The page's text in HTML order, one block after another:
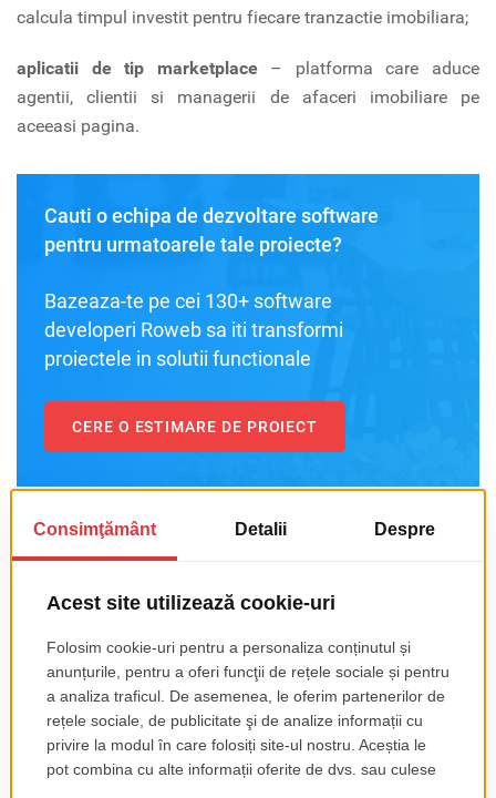
calcula timpul investit pentru fiecare tranzactie imobiliara;
aplicatii de tip marketplace– platforma care aduce
agentii, clientii si managerii de afaceri imobiliare pe
aceeasi pagina.
Cauti o echipa de dezvoltare software
pentru urmatoarele tale proiecte?
Bazeaza-te pe cei 130+ software
developeri Roweb sa iti transformi
proiectele in solutii functionale
CERE O ESTIMARE DE PROIECT
Tendinte digitale la care poti raspunde cuaplicatii
mobile
Instrumente digitale pentru evaluari
Solutii pentru managementul datelor care provin din
surse diverse
Instrumente proactive (aplicatii inteligente):
sincronizarea criteriilor de cautare cu ofertele
imobiliare;